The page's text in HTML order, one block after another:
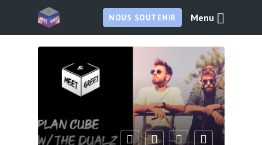
NOUS SOUTENIR Menu